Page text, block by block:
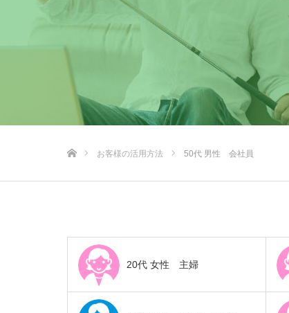
お客様の活用方法 50代 男性 会社員
20代 女性 主婦